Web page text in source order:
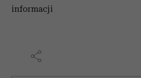
informacji